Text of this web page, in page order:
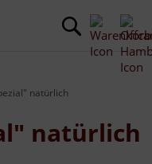
natürlich
natürlich